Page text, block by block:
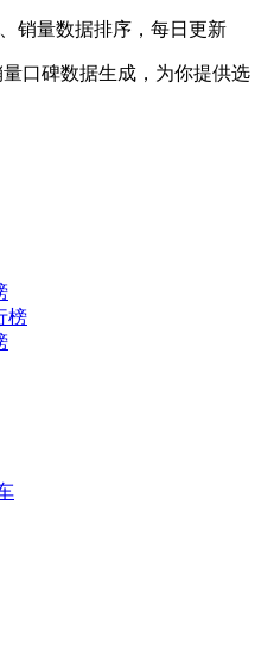
销量数据排序，每日更新
口碑数据生成，为你提供选
榜